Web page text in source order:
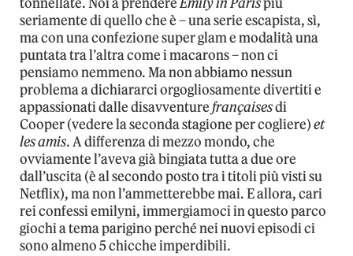
seriamente di quello che è – una serie escapista, sì,
ma con una confezione super glam e modalità una
puntata tra l’altra come i macarons – non ci
pensiamo nemmeno. Ma non abbiamo nessun
problema a dichiararci orgogliosamente divertiti e
appassionati dalle disavventurefrançaisesdi
Cooper (vedere la seconda stagione per cogliere)et
les amis. A differenza di mezzo mondo, che
ovviamente l’aveva già bingiata tutta a due ore
dall’uscita (è al secondo posto tra i titoli più visti su
Netflix), ma non l’ammetterebbe mai. E allora, cari
rei confessi emilyni, immergiamoci in questo parco
giochi a tema parigino perché nei nuovi episodi ci
sono almeno 5 chicche imperdibili.